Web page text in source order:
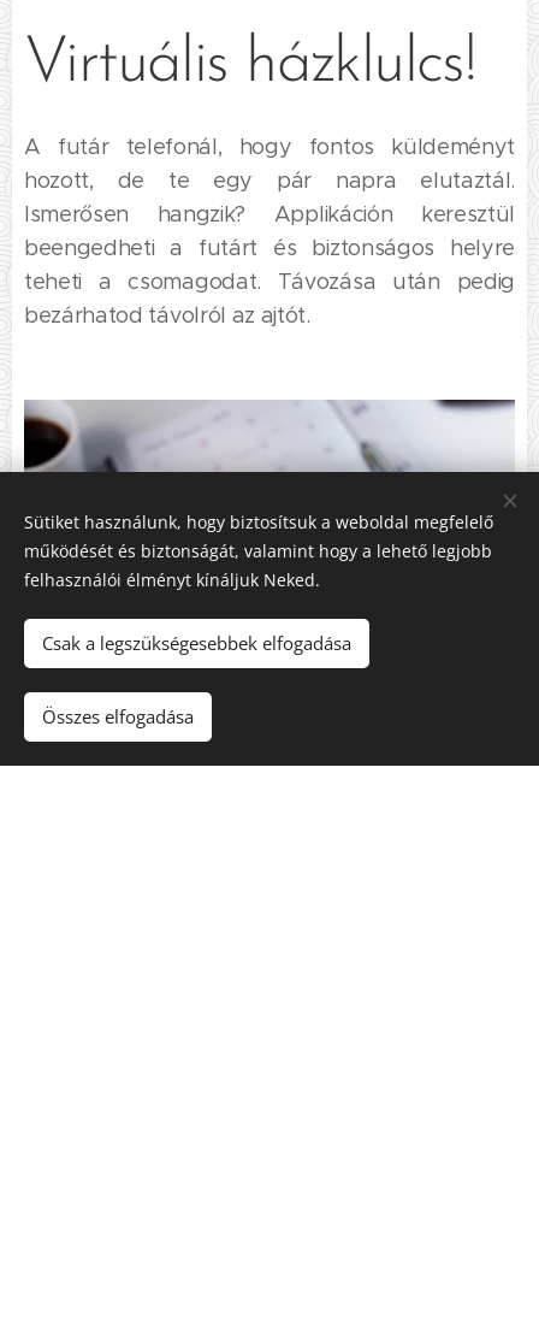
Virtuális házklulcs!
A futár telefonál, hogy fontos küldeményt
hozott, de te egy pár napra elutaztál.
Ismerősen hangzik? Applikáción keresztül
beengedheti a futárt és biztonságos helyre
teheti a csomagodat. Távozása után pedig
bezárhatod távolról az ajtót.
Sütiket használunk, hogy biztosítsuk a weboldal megfelelő
működését és biztonságát, valamint hogy a lehető legjobb
felhasználói élményt kínáljuk Neked.
Csak a legszükségesebbek elfogadása
Összes elfogadása